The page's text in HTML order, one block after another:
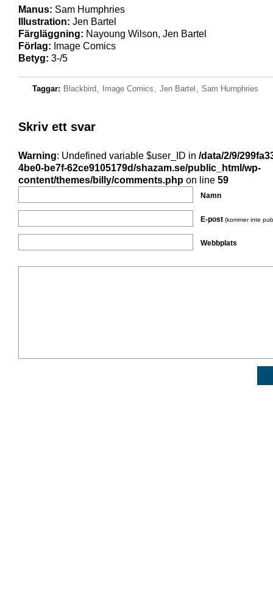
Manus: Sam Humphries
Illustration: Jen Bartel
Färgläggning: Nayoung Wilson, Jen Bartel
Förlag: Image Comics
Betyg: 3-/5
Taggar: Blackbird , Image Comics , Jen Bartel , Sam Humphries
Skriv ett svar
Warning: Undefined variable $user_ID in /data/2/9/
4be0-be7f-62ce9105179d/shazam.se/public_html/wp-
content/themes/billy/comments.php on line 59
Namn
E-post (kommer inte
Webbplats